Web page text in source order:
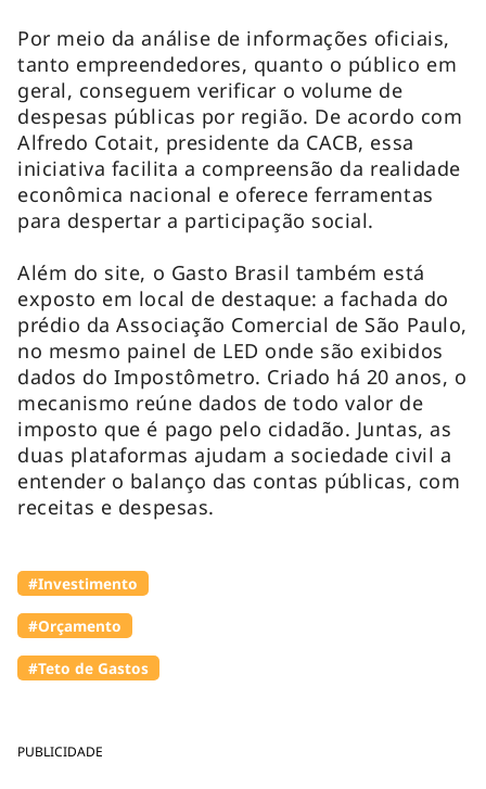
PUBLICIDADE
Por meio da análise de informações oficiais,
tanto empreendedores, quanto o público em
geral, conseguem verificar o volume de
despesas públicas por região. De acordo com
Alfredo Cotait, presidente da CACB, essa
iniciativa facilita a compreensão da realidade
econômica nacional e oferece ferramentas
para despertar a participação social.
Além do site, o Gasto Brasil também está
exposto em local de destaque: a fachada do
prédio da Associação Comercial de São Paulo,
no mesmo painel de LED onde são exibidos
dados do Impostômetro. Criado há 20 anos, o
mecanismo reúne dados de todo valor de
imposto que é pago pelo cidadão. Juntas, as
duas plataformas ajudam a sociedade civil a
entender o balanço das contas públicas, com
receitas e despesas.
#Investimento
#Orçamento
#Teto de Gastos